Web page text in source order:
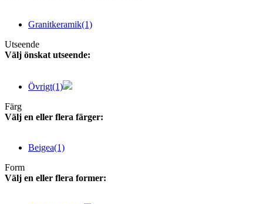
Granitkeramik(1)
Utseende
Välj önskat utseende:
Övrigt(1)
Färg
Välj en eller flera färger:
Beigea(1)
Form
Välj en eller flera former: